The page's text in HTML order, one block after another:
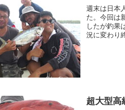
週末は日本
た。今回は
したが釣果
況に変わり
超大型高